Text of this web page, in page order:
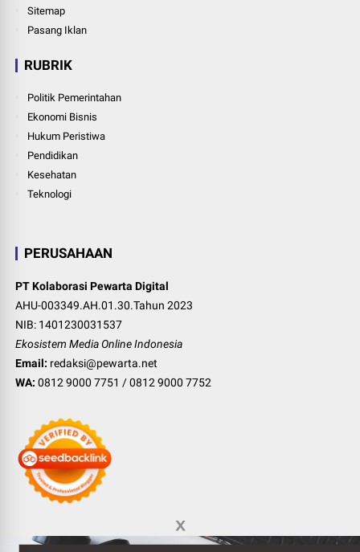
Sitemap
Pasang Iklan
RUBRIK
Politik Pemerintahan
Ekonomi Bisnis
Hukum Peristiwa
Pendidikan
Kesehatan
Teknologi
PERUSAHAAN
PT Kolaborasi Pewarta Digital
AHU-003349.AH.01.30.Tahun 2023
NIB: 1401230031537
Ekosistem Media Online Indonesia
Email: redaksi@pewarta.net
WA: 0812 9000 7751 /0812 9000 7752